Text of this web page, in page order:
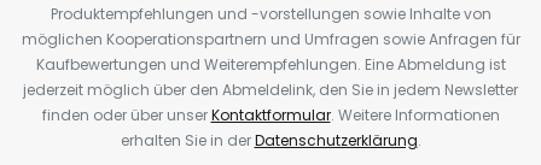
Produktempfehlungen und -vorstellungen sowie Inhalte von
möglichen Kooperationspartnern und Umfragen sowie Anfragen für
Kaufbewertungen und Weiterempfehlungen. Eine Abmeldung ist
jederzeit möglich über den Abmeldelink, den Sie in jedem Newsletter
finden oder über unserKontaktformular. Weitere Informationen
erhalten Sie in derDatenschutzerklärung.